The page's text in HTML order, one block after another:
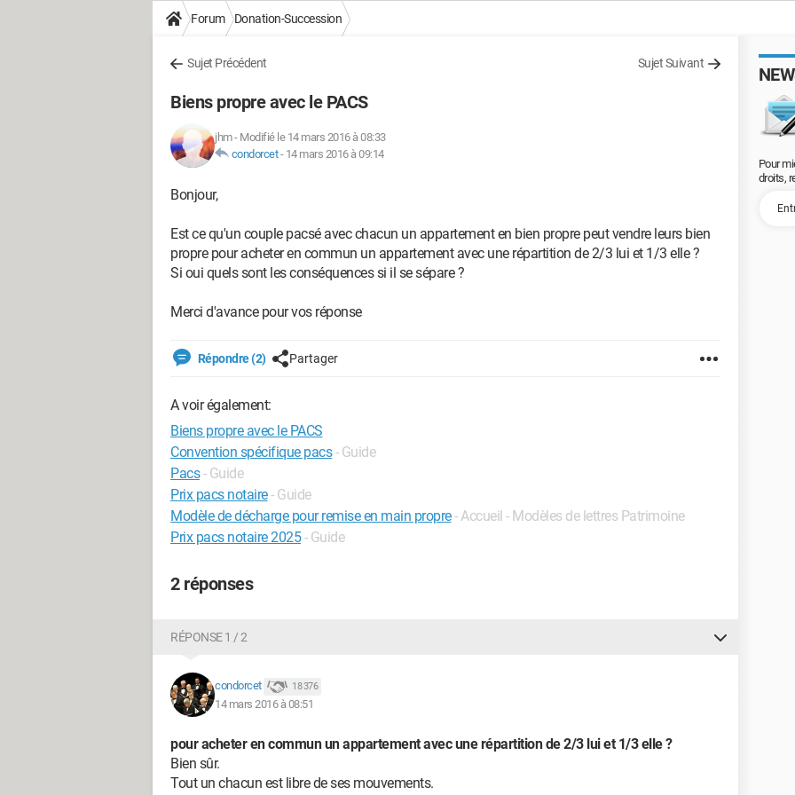
Forum Donation-Succession
Sujet Précédent Sujet Suivant
Biens propre avec le PACS
jhm- Modifié le 14 mars 2016 à 08:33
condorcet- 14 mars 2016 à 09:14
Bonjour,
Est ce qu'un couple pacsé avec chacun un appartement en bien propre peut vendre leurs bien
propre pour acheter en commun un appartement avec une répartition de 2/3 lui et 1/3 elle ?
Si oui quels sont les conséquences si il se sépare ?
Merci d'avance pour vos réponse
Répondre (2) Partager
A voir également:
Biens propre avec le PACS
Convention spécifique pacs - Guide
Pacs - Guide
Prix pacs notaire- Guide
Modèle de décharge pour remise en main propre- Accueil - Modèles de lettres Patrimoine
Prix pacs notaire 2025 - Guide
2 réponses
RÉPONSE 1 / 2
condorcet 18 376
14 mars 2016 à 08:51
pour acheter en commun un appartement avec une répartition de 2/3 lui et 1/3 elle ?
Bien sûr.
Tout un chacun est libre de ses mouvements.
Pour
droits,